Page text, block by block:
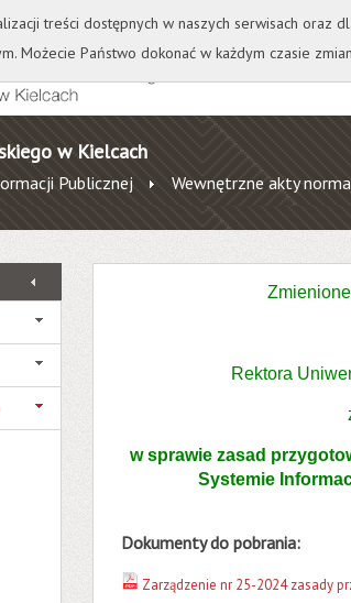
Wydawnictwo Wirtualna Uczelnia A
w Kielcach
Publicznej Wewnętrzne akty
Rektora
w sprawie zasad
Systemie
Dokumenty do pobrania:
Zarządzenie nr 25-2024 zasady
treści dostępnych w naszych serwisach
Możecie Państwo dokonać w każdym czasie